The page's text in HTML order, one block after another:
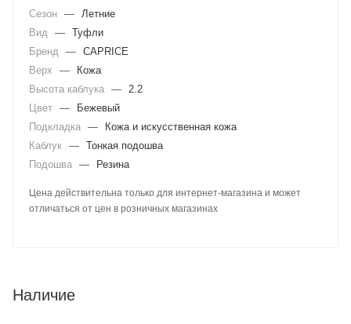
Сезон —
Летние
Вид
— Туфли
Бренд
— CAPRICE
Верх
—
Кожа
Высота каблука —
2.2
Цвет —
Бежевый
Подкладка —
Кожа и искусственная кожа
Каблук — Тонкая подошва
Подошва — Резина
Цена действительна только для интернет-магазина и может
отличаться от цен в розничных магазинах
Наличие